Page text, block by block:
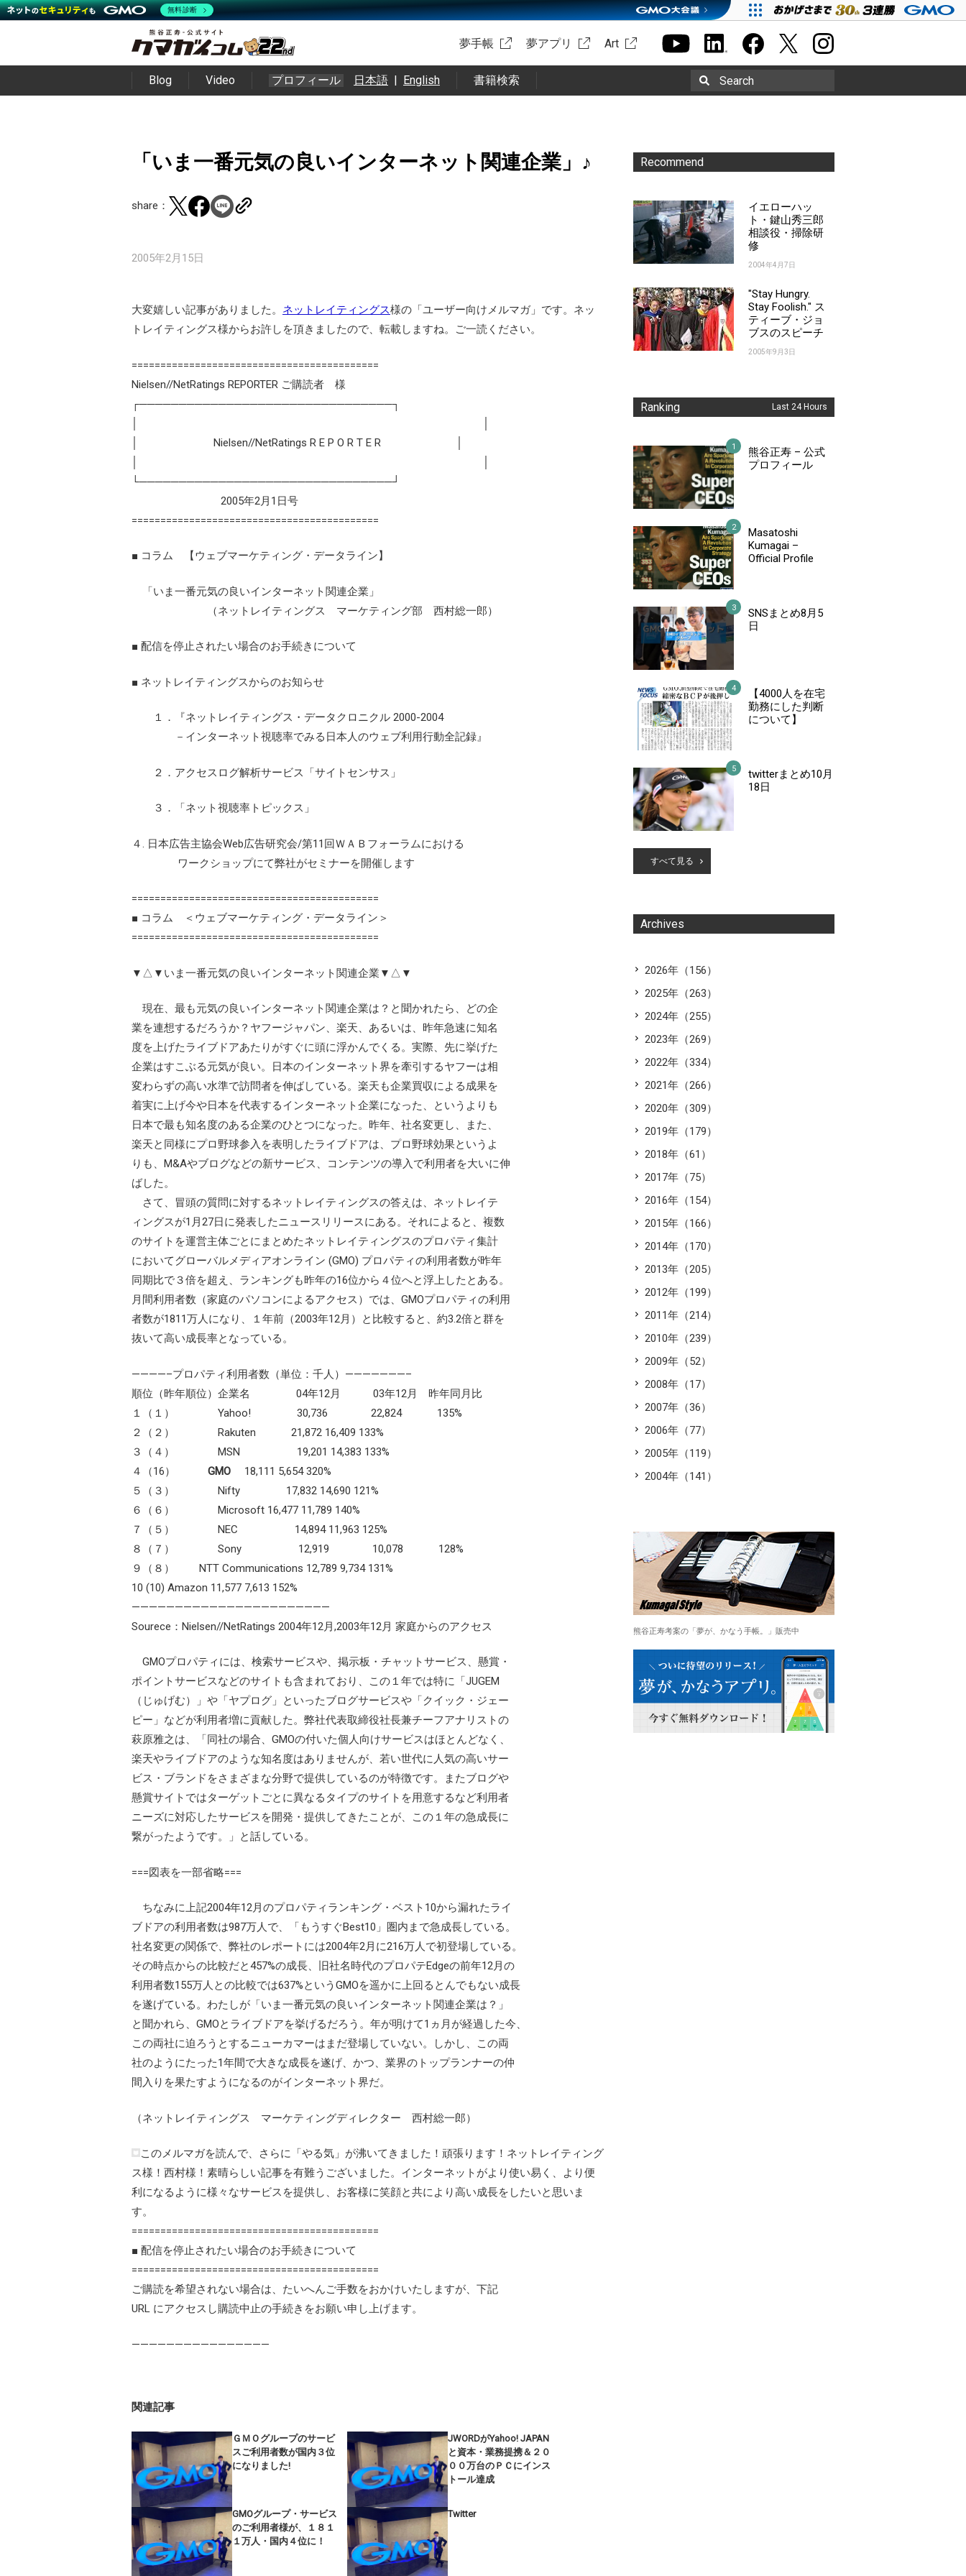
夢手帳 夢アプリ Art
Blog Video プロフィール 日本語 | English 書籍検索 Search
「いま一番元気の良いインターネット関連企業」♪
share：
2005年2月15日
大変嬉しい記事がありました。 ネットレイティングス様の「ユーザー向けメルマガ」です。ネッ
トレイティングス様からお許しを頂きましたので、転載しますね。ご一読ください。
===========================================
Nielsen//NetRatings REPORTER ご購読者 様
┌────────────────────────────────┐
│ Nielsen//NetRatings R E P O R T E R │
└────────────────────────────────┘
2005年2月1日号
===========================================
■ コラム 【ウェブマーケティング・データライン】
「いま一番元気の良いインターネット関連企業」
（ネットレイティングス マーケティング部 西村総一郎）
■ 配信を停止されたい場合のお手続きについて
■ ネットレイティングスからのお知らせ
１．『ネットレイティングス・データクロニクル 2000-2004
－インターネット視聴率でみる日本人のウェブ利用行動全記録』
２．アクセスログ解析サービス「サイトセンサス」
３．「ネット視聴率トピックス」
４. 日本広告主協会Web広告研究会/第11回ＷＡＢフォーラムにおける
ワークショップにて弊社がセミナーを開催します
===========================================
■ コラム ＜ウェブマーケティング・データライン＞
===========================================
▼△▼いま一番元気の良いインターネット関連企業▼△▼
現在、最も元気の良いインターネット関連企業は？と聞かれたら、どの企
業を連想するだろうか？ヤフージャパン、楽天、あるいは、昨年急速に知名
度を上げたライブドアあたりがすぐに頭に浮かんでくる。実際、先に挙げた
企業はすこぶる元気が良い。日本のインターネット界を牽引するヤフーは相
変わらずの高い水準で訪問者を伸ばしている。楽天も企業買収による成果を
着実に上げ今や日本を代表するインターネット企業になった、というよりも
日本で最も知名度のある企業のひとつになった。昨年、社名変更し、また、
楽天と同様にプロ野球参入を表明したライブドアは、プロ野球効果というよ
りも、M&Aやブログなどの新サービス、コンテンツの導入で利用者を大いに伸
ばした。
さて、冒頭の質問に対するネットレイティングスの答えは、ネットレイテ
ィングスが1月27日に発表したニュースリリースにある。それによると、複数
のサイトを運営主体ごとにまとめたネットレイティングスのプロパティ集計
においてグローバルメディアオンライン (GMO) プロパティの利用者数が昨年
同期比で３倍を超え、ランキングも昨年の16位から４位へと浮上したとある。
月間利用者数（家庭のパソコンによるアクセス）では、GMOプロパティの利用
者数が1811万人になり、１年前（2003年12月）と比較すると、約3.2倍と群を
抜いて高い成長率となっている。
————–プロパティ利用者数（単位：千人）———————–
順位（昨年順位）企業名 04年12月 03年12月 昨年同月比
１（１） Yahoo! 30,736 22,824 135%
２（２） Rakuten 21,872 16,409 133%
３（４） MSN 19,201 14,383 133%
４（16） GMO 18,111 5,654 320%
５（３） Nifty 17,832 14,690 121%
６（６） Microsoft 16,477 11,789 140%
７（５） NEC 14,894 11,963 125%
８（７） Sony 12,919 10,078 128%
９（８） NTT Communications 12,789 9,734 131%
10 (10) Amazon 11,577 7,613 152%
———————————————————————
Sourece：Nielsen//NetRatings 2004年12月,2003年12月 家庭からのアクセス
GMOプロパティには、検索サービスや、掲示板・チャットサービス、懸賞・
ポイントサービスなどのサイトも含まれており、この１年では特に「JUGEM
（じゅげむ）」や「ヤプログ」といったブログサービスや「クイック・ジェー
ピー」などが利用者増に貢献した。弊社代表取締役社長兼チーフアナリストの
萩原雅之は、「同社の場合、GMOの付いた個人向けサービスはほとんどなく、
楽天やライブドアのような知名度はありませんが、若い世代に人気の高いサー
ビス・ブランドをさまざまな分野で提供しているのが特徴です。またブログや
懸賞サイトではターゲットごとに異なるタイプのサイトを用意するなど利用者
ニーズに対応したサービスを開発・提供してきたことが、この１年の急成長に
繋がったようです。」と話している。
===図表を一部省略===
ちなみに上記2004年12月のプロパティランキング・ベスト10から漏れたライ
ブドアの利用者数は987万人で、「もうすぐBest10」圏内まで急成長している。
社名変更の関係で、弊社のレポートには2004年2月に216万人で初登場している。
その時点からの比較だと457%の成長、旧社名時代のプロパテEdgeの前年12月の
利用者数155万人との比較では637%というGMOを遥かに上回るとんでもない成長
を遂げている。わたしが「いま一番元気の良いインターネット関連企業は？」
と聞かれら、GMOとライブドアを挙げるだろう。年が明けて1ヵ月が経過した今、
この両社に迫ろうとするニューカマーはまだ登場していない。しかし、この両
社のようにたった1年間で大きな成長を遂げ、かつ、業界のトップランナーの仲
間入りを果たすようになるのがインターネット界だ。
（ネットレイティングス マーケティングディレクター 西村総一郎）
このメルマガを読んで、さらに「やる気」が沸いてきました！頑張ります！ネットレイティング
ス様！西村様！素晴らしい記事を有難うございました。インターネットがより使い易く、より便
利になるように様々なサービスを提供し、お客様に笑顔と共により高い成長をしたいと思いま
す。
===========================================
■ 配信を停止されたい場合のお手続きについて
===========================================
ご購読を希望されない場合は、たいへんご手数をおかけいたしますが、下記
URL にアクセスし購読中止の手続きをお願い申し上げます。
————————————————
関連記事
ＧＭＯグループのサービ
スご利用者数が国内３位
になりました!
JWORDがYahoo! JAPAN
と資本・業務提携＆２０
００万台のＰＣにインス
トール達成
GMOグループ・サービス
のご利用者様が、１８１
１万人・国内４位に！
Twitter
Recommend
イエローハッ
ト・鍵山秀三郎
相談役・掃除研
修
2004年4月7日
"Stay Hungry.
Stay Foolish." ス
ティーブ・ジョ
ブスのスピーチ
2005年9月3日
Ranking Last 24 Hours
熊谷正寿 – 公式
プロフィール
Masatoshi
Kumagai –
Official Profile
SNSまとめ8月5
日
【4000人を在宅
勤務にした判断
について】
twitterまとめ10月
18日
すべて見る
Archives
2026年（156）
2025年（263）
2024年（255）
2023年（269）
2022年（334）
2021年（266）
2020年（309）
2019年（179）
2018年（61）
2017年（75）
2016年（154）
2015年（166）
2014年（170）
2013年（205）
2012年（199）
2011年（214）
2010年（239）
2009年（52）
2008年（17）
2007年（36）
2006年（77）
2005年（119）
2004年（141）
熊谷正寿考案の「夢が、かなう手帳。」販売中
無料診断